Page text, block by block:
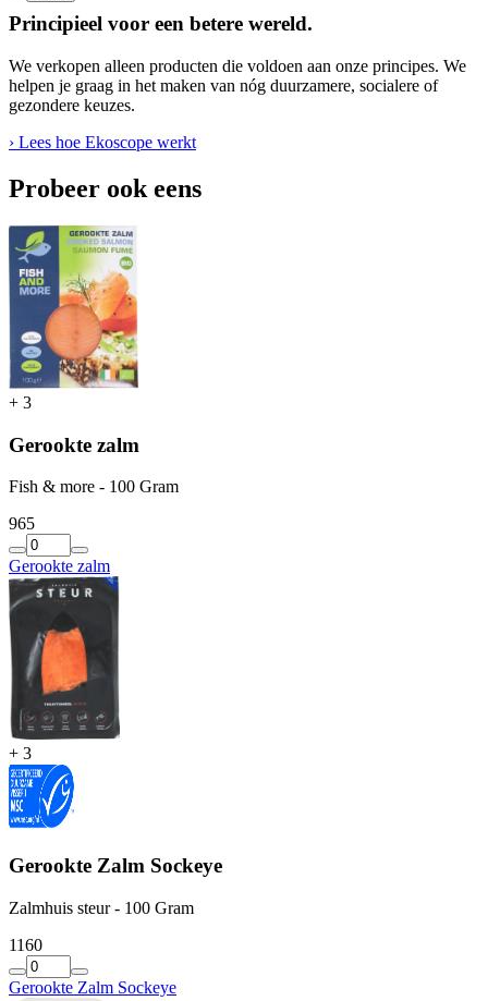
Principieel voor een betere wereld.
We verkopen alleen producten die voldoen aan onze principes. We
helpen je graag in het maken van nóg duurzamere, socialere of
gezondere keuzes.
› Lees hoe Ekoscope werkt
Probeer ook eens
+ 3
Gerookte zalm
Fish & more - 100 Gram
965
Gerookte zalm
+ 3
Gerookte Zalm Sockeye
Zalmhuis steur - 100 Gram
1160
Gerookte Zalm Sockeye